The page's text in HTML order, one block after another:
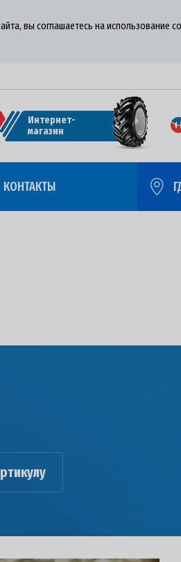
вы соглашаетесь на использование
Интернет-
магазин
КОНТАКТЫ